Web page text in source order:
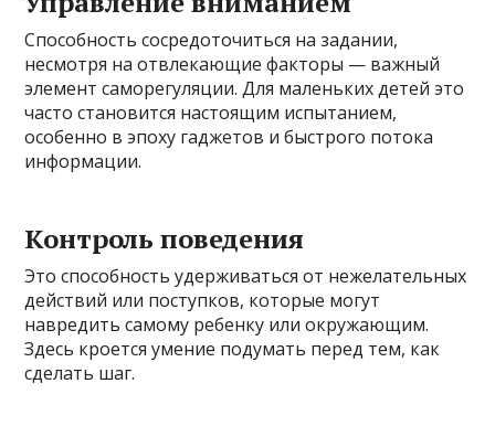
Способность сосредоточиться на задании,
несмотря на отвлекающие факторы — важный
элемент саморегуляции. Для маленьких детей это
часто становится настоящим испытанием,
особенно в эпоху гаджетов и быстрого потока
информации.
Контроль поведения
Это способность удерживаться от нежелательных
действий или поступков, которые могут
навредить самому ребенку или окружающим.
Здесь кроется умение подумать перед тем, как
сделать шаг.